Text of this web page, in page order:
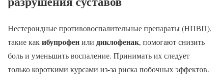
Нестероидные противовоспалительные препараты (НПВП),
такие какибупрофенили диклофенак, помогают снизить
боль и уменьшить воспаление. Принимать их следует
только короткими курсами из-за риска побочных эффектов.